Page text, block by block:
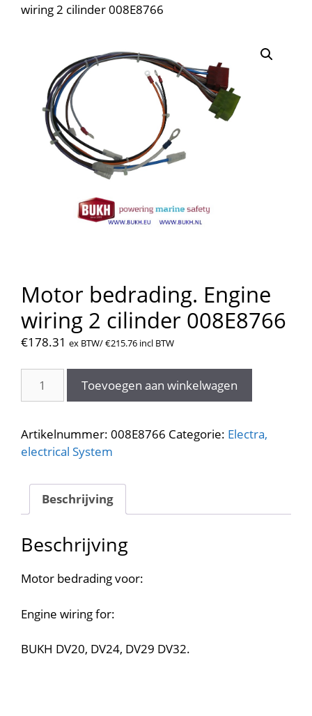
wiring 2 cilinder 008E8766
Motor bedrading. Engine
wiring 2 cilinder 008E8766
€178.31 ex BTW/€215.76 incl BTW
bedrading.
wiring
2
008E8766
aantal
Toevoegen aan winkelwagen
Artikelnummer: 008E8766 Categorie: Electra,
electrical System
Beschrijving
Beschrijving
Motor bedrading voor:
Engine wiring for:
BUKH DV20, DV24, DV29 DV32.